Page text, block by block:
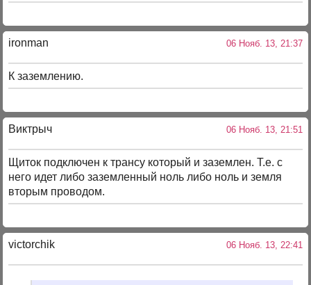
ironman 06 Нояб. 13, 21:37
К заземлению.
Виктрыч 06 Нояб. 13, 21:51
Щиток подключен к трансу который и заземлен. Т.е. с
него идет либо заземленный ноль либо ноль и земля
вторым проводом.
victorchik 06 Нояб. 13, 22:41